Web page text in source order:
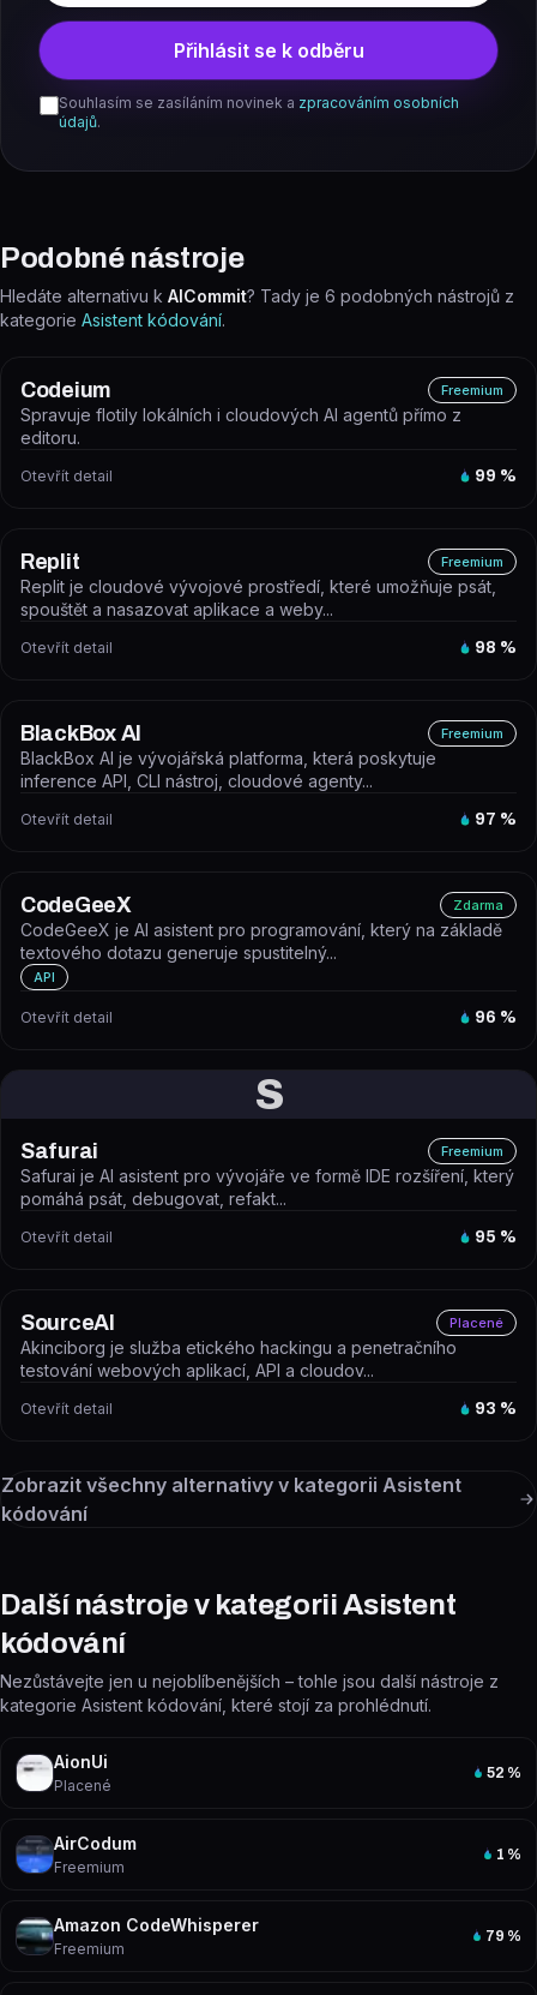
Přihlásit se k odběru
Souhlasím se zasíláním novinek a zpracováním osobních
údajů.
Podobné nástroje
Hledáte alternativu k AICommit? Tady je 6 podobných nástrojů z
kategorie Asistent kódování.
Codeium Freemium
Spravuje flotily lokálních i cloudových AI agentů přímo z
editoru.
Otevřít detail 99 %
Replit Freemium
Replit je cloudové vývojové prostředí, které umožňuje psát,
spouštět a nasazovat aplikace a weby...
Otevřít detail 98 %
BlackBox AI Freemium
BlackBox AI je vývojářská platforma, která poskytuje
inference API, CLI nástroj, cloudové agenty...
Otevřít detail 97 %
CodeGeeX Zdarma
CodeGeeX je AI asistent pro programování, který na základě
textového dotazu generuje spustitelný...
API
Otevřít detail 96 %
S
Safurai Freemium
Safurai je AI asistent pro vývojáře ve formě IDE rozšíření, který
pomáhá psát, debugovat, refakt...
Otevřít detail 95 %
SourceAI Placené
Akinciborg je služba etického hackingu a penetračního
testování webových aplikací, API a cloudov...
Otevřít detail 93 %
Zobrazit všechny alternativy v kategorii Asistent
kódování
Další nástroje v kategorii Asistent
kódování
Nezůstávejte jen u nejoblíbenějších – tohle jsou další nástroje z
kategorie Asistent kódování, které stojí za prohlédnutí.
AionUi
Placené
52 %
AirCodum
Freemium
1 %
Amazon CodeWhisperer
Freemium
79 %